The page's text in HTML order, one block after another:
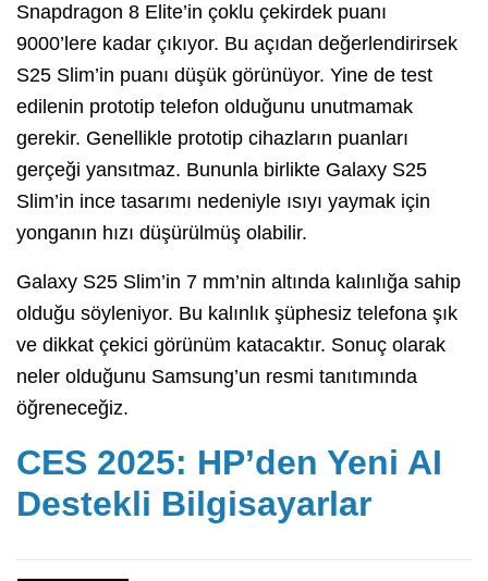
Snapdragon 8 Elite’in çoklu çekirdek puanı
9000’lere kadar çıkıyor. Bu açıdan değerlendirirsek
S25 Slim’in puanı düşük görünüyor. Yine de test
edilenin prototip telefon olduğunu unutmamak
gerekir. Genellikle prototip cihazların puanları
gerçeği yansıtmaz. Bununla birlikte Galaxy S25
Slim’in ince tasarımı nedeniyle ısıyı yaymak için
yonganın hızı düşürülmüş olabilir.
Galaxy S25 Slim’in 7 mm’nin altında kalınlığa sahip
olduğu söyleniyor. Bu kalınlık şüphesiz telefona şık
ve dikkat çekici görünüm katacaktır. Sonuç olarak
neler olduğunu Samsung’un resmi tanıtımında
öğreneceğiz.
CES 2025: HP’den Yeni AI
Destekli Bilgisayarlar